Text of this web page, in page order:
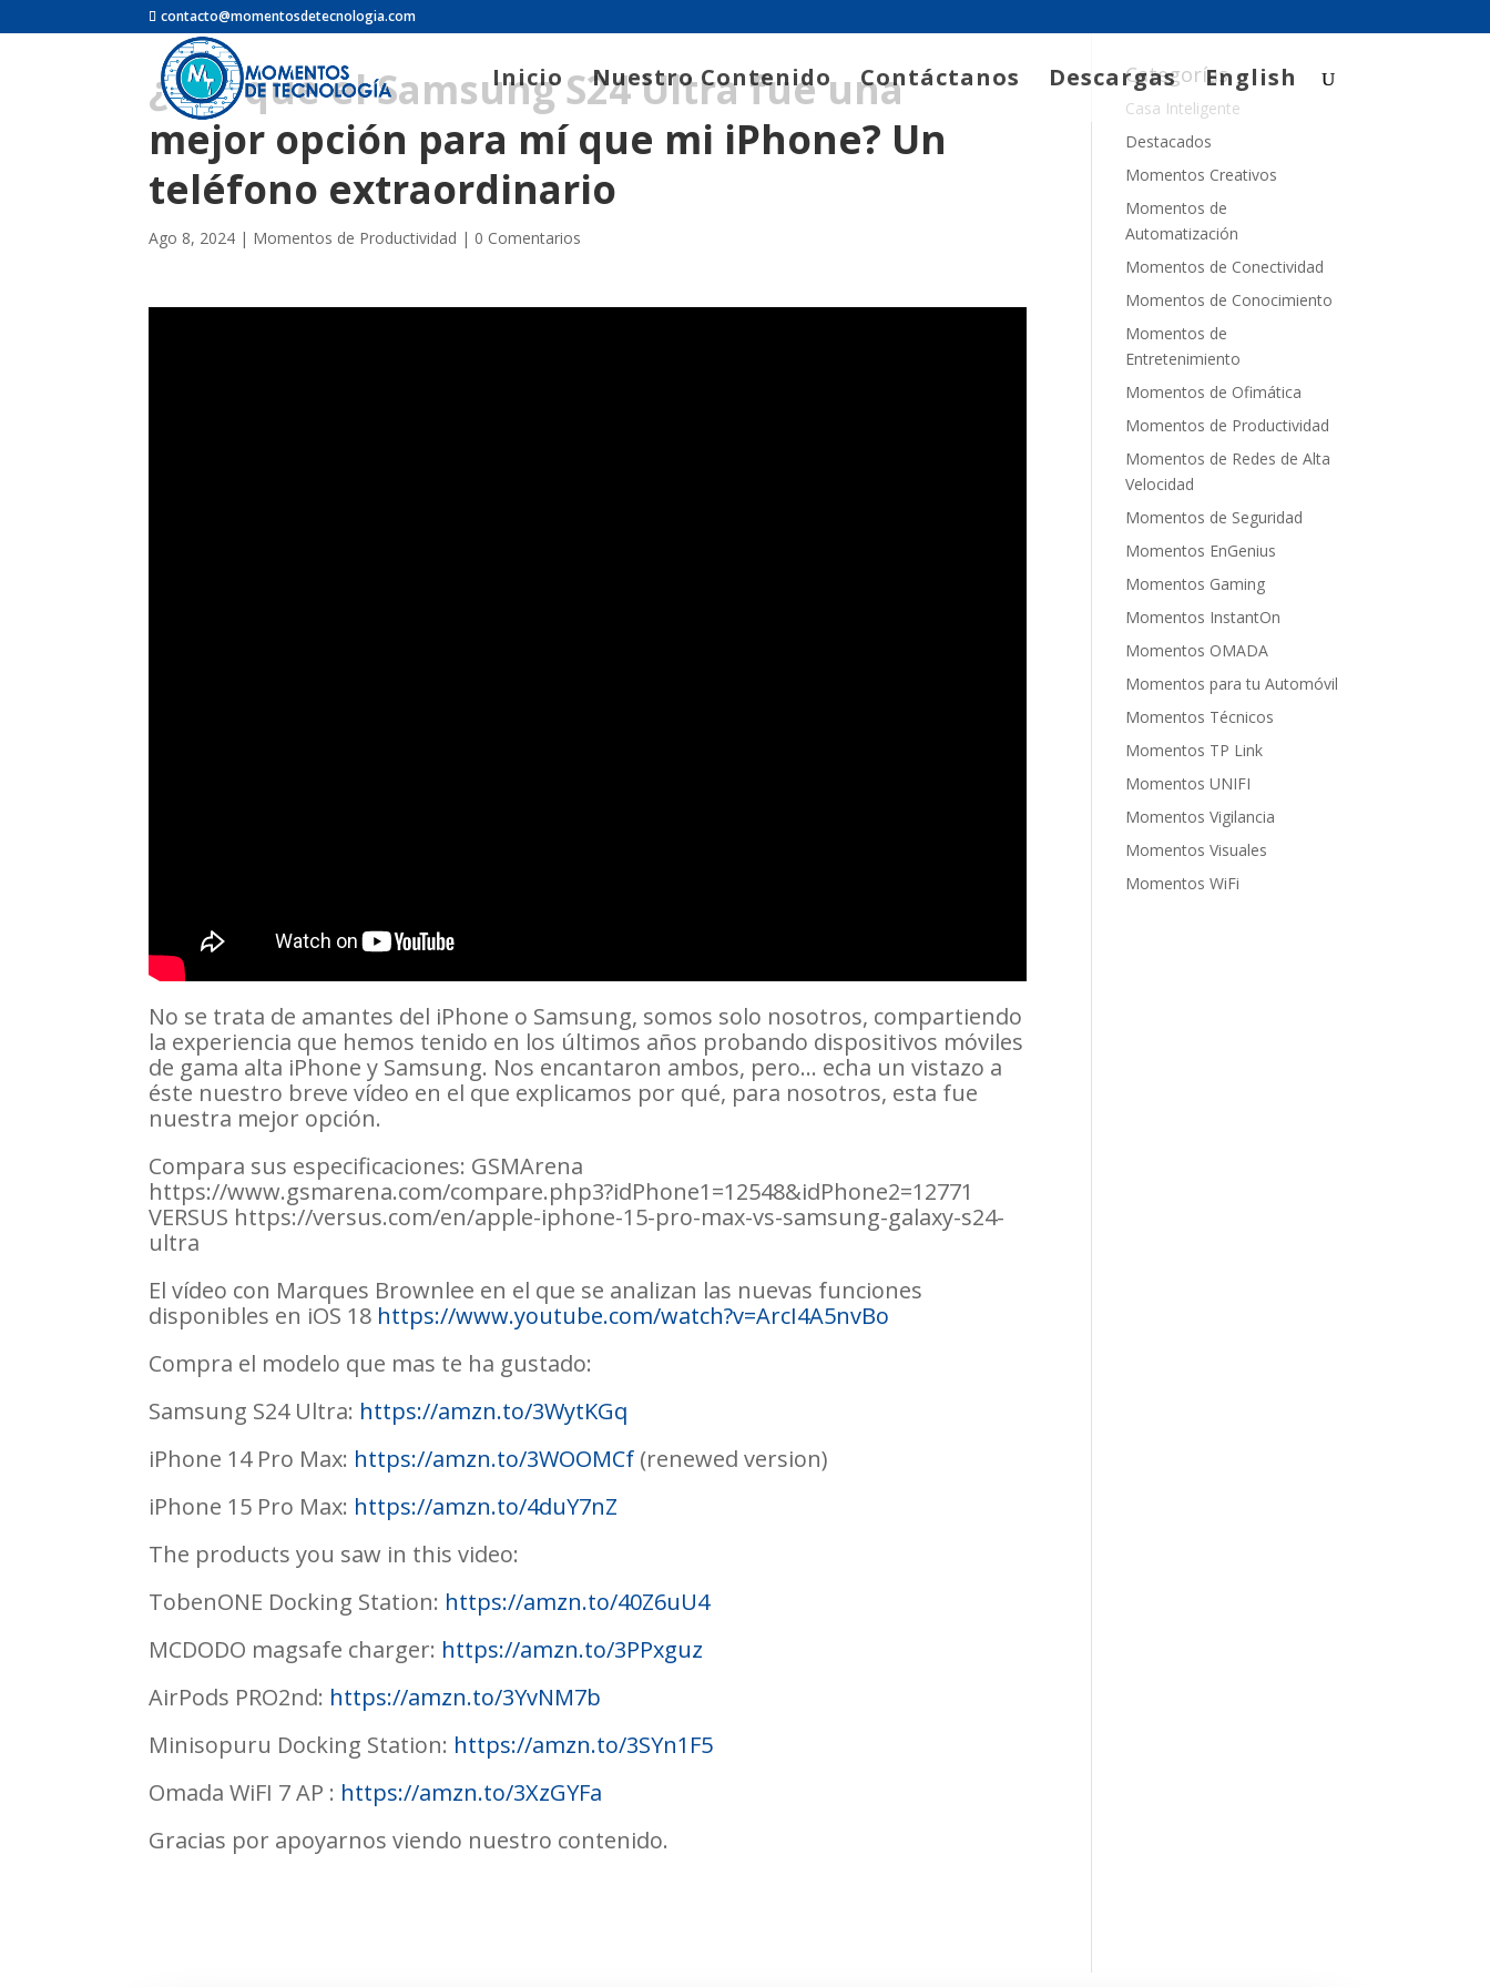
contacto@momentosdetecnologia.com
Inicio Nuestro Contenido Contáctanos Descargas English
¿Por qué el Samsung S24 Ultra fue una
mejor opción para mí que mi iPhone? Un
teléfono extraordinario
Ago 8, 2024 | Momentos de Productividad | 0 Comentarios
No se trata de amantes del iPhone o Samsung, somos solo nosotros, compartiendo
la experiencia que hemos tenido en los últimos años probando dispositivos móviles
de gama alta iPhone y Samsung. Nos encantaron ambos, pero… echa un vistazo a
éste nuestro breve vídeo en el que explicamos por qué, para nosotros, esta fue
nuestra mejor opción.
Compara sus especificaciones: GSMArena
https://www.gsmarena.com/compare.php3?idPhone1=12548&idPhone2=12771
VERSUS https://versus.com/en/apple-iphone-15-pro-max-vs-samsung-galaxy-s24-
ultra
El vídeo con Marques Brownlee en el que se analizan las nuevas funciones
disponibles en iOS 18 https://www.youtube.com/watch?v=ArcI4A5nvBo
Compra el modelo que mas te ha gustado:
Samsung S24 Ultra: https://amzn.to/3WytKGq
iPhone 14 Pro Max: https://amzn.to/3WOOMCf (renewed version)
iPhone 15 Pro Max: https://amzn.to/4duY7nZ
The products you saw in this video:
TobenONE Docking Station: https://amzn.to/40Z6uU4
MCDODO magsafe charger: https://amzn.to/3PPxguz
AirPods PRO2nd: https://amzn.to/3YvNM7b
Minisopuru Docking Station: https://amzn.to/3SYn1F5
Omada WiFI 7 AP : https://amzn.to/3XzGYFa
Gracias por apoyarnos viendo nuestro contenido.
Categorías
Casa Inteligente
Destacados
Momentos Creativos
Momentos de
Automatización
Momentos de Conectividad
Momentos de Conocimiento
Momentos de
Entretenimiento
Momentos de Ofimática
Momentos de Productividad
Momentos de Redes de Alta
Velocidad
Momentos de Seguridad
Momentos EnGenius
Momentos Gaming
Momentos InstantOn
Momentos OMADA
Momentos para tu Automóvil
Momentos Técnicos
Momentos TP Link
Momentos UNIFI
Momentos Vigilancia
Momentos Visuales
Momentos WiFi